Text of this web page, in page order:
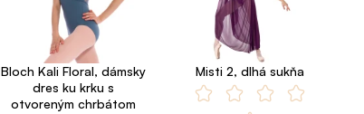
Bloch Kali Floral, dámsky
dres ku krku s
otvoreným chrbátom
Misti 2, dlhá sukňa